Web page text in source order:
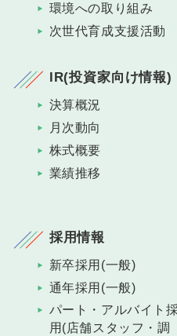
環境への取り組み
次世代育成支援活動
IR(投資家向け情報)
決算概況
月次動向
株式概要
業績推移
採用情報
新卒採用(一般)
通年採用(一般)
パート・アルバイト
用(店舗スタッフ・調